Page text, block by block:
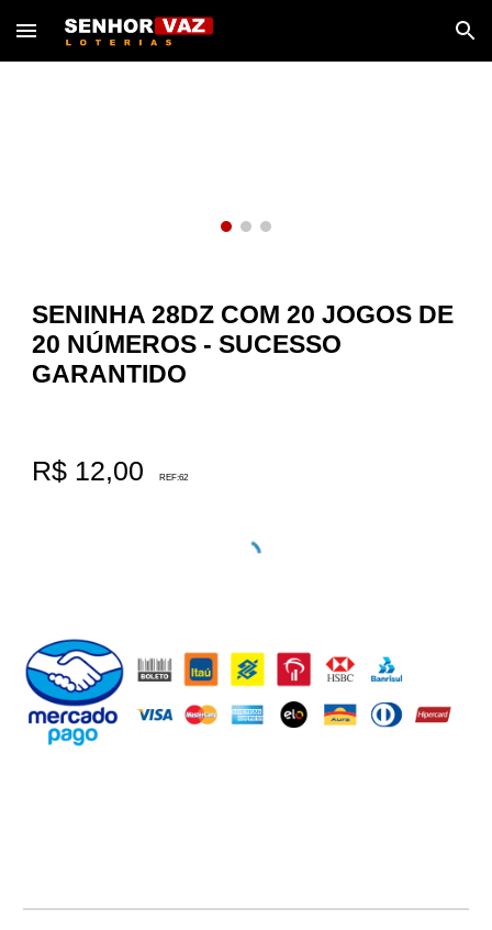
Skip to main content Skip to navigation
SENINHA 28DZ COM 20 JOGOS DE
20 NÚMEROS - SUCESSO
GARANTIDO
R$ 12,00REF:62